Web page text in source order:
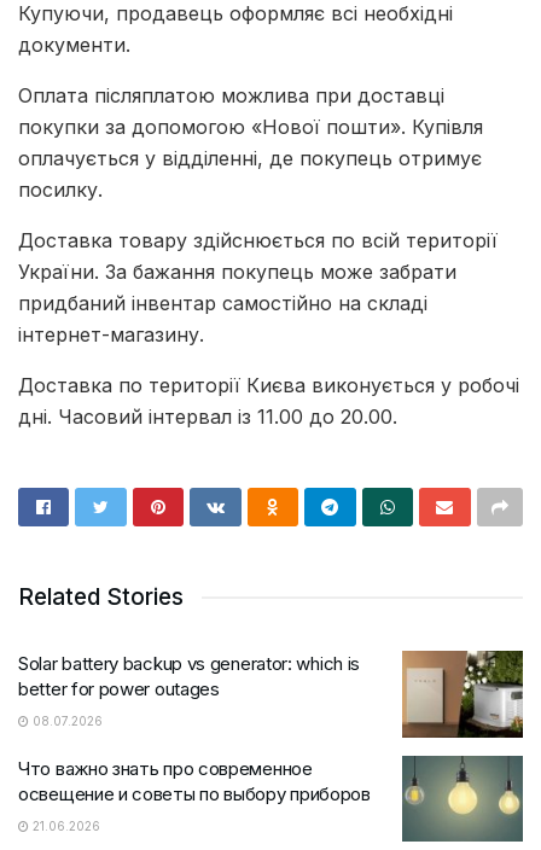
Купуючи, продавець оформляє всі необхідні
документи.
Оплата післяплатою можлива при доставці
покупки за допомогою «Нової пошти». Купівля
оплачується у відділенні, де покупець отримує
посилку.
Доставка товару здійснюється по всій території
України. За бажання покупець може забрати
придбаний інвентар самостійно на складі
інтернет-магазину.
Доставка по території Києва виконується у робочі
дні. Часовий інтервал із 11.00 до 20.00.
Related Stories
Solar battery backup vs generator: which is
better for power outages
08.07.2026
Что важно знать про современное
освещение и советы по выбору приборов
21.06.2026